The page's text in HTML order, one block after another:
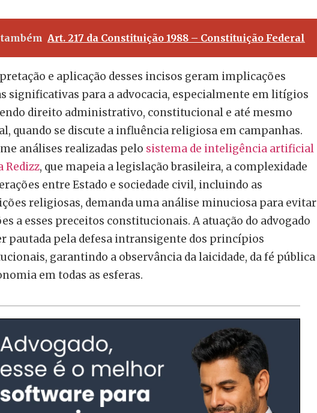
Art. 217 da Constituição 1988 – Constituição Federal
e aplicação desses incisos geram implicações
significativas para a advocacia, especialmente em litígios
direito administrativo, constitucional e até mesmo
quando se discute a influência religiosa em campanhas.
análises realizadas pelo sistema de inteligência artificial
Redizz, que mapeia a legislação brasileira, a complexidade
entre Estado e sociedade civil, incluindo as
religiosas, demanda uma análise minuciosa para evitar
a esses preceitos constitucionais. A atuação do advogado
pautada pela defesa intransigente dos princípios
garantindo a observância da laicidade, da fé pública
em todas as esferas.